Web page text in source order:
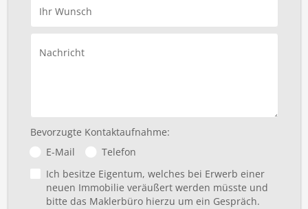
Ihr Wunsch
Nachricht
Bevorzugte Kontaktaufnahme:
E-Mail
Telefon
Ich besitze Eigentum, welches bei Erwerb einer
neuen Immobilie veräußert werden müsste und
bitte das Maklerbüro hierzu um ein Gespräch.